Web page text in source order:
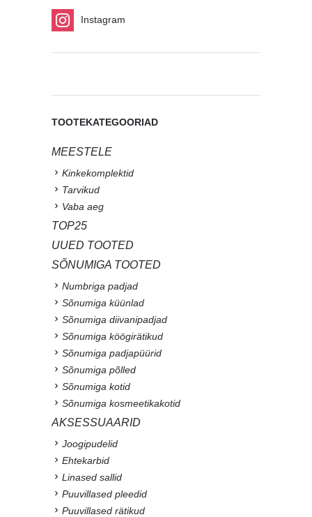
Instagram
TOOTEKATEGOORIAD
MEESTELE
Kinkekomplektid
Tarvikud
Vaba aeg
TOP25
UUED TOOTED
SÕNUMIGA TOOTED
Numbriga padjad
Sõnumiga küünlad
Sõnumiga diivanipadjad
Sõnumiga köögirätikud
Sõnumiga padjapüürid
Sõnumiga põlled
Sõnumiga kotid
Sõnumiga kosmeetikakotid
AKSESSUAARID
Joogipudelid
Ehtekarbid
Linased sallid
Puuvillased pleedid
Puuvillased rätikud